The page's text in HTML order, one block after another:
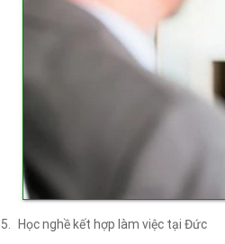
Học nghề kết hợp làm việc tại Đức